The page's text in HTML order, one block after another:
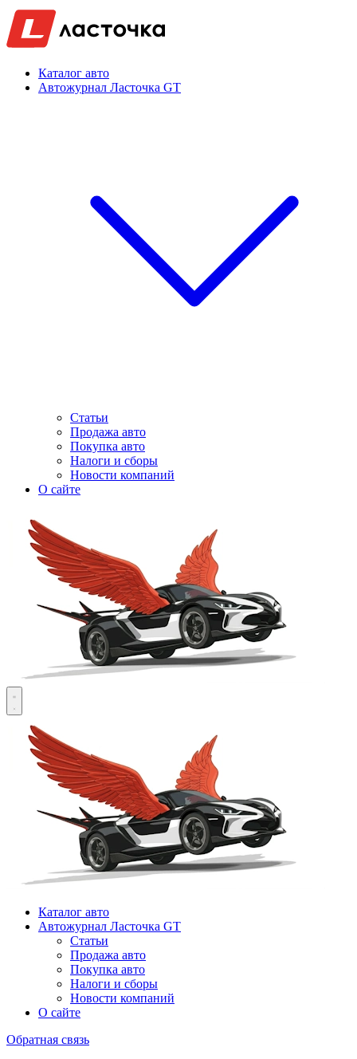
Каталог авто
Автожурнал Ласточка GT
Статьи
Продажа авто
Покупка авто
Налоги и сборы
Новости компаний
О сайте
Каталог авто
Автожурнал Ласточка GT
Статьи
Продажа авто
Покупка авто
Налоги и сборы
Новости компаний
О сайте
Обратная связь